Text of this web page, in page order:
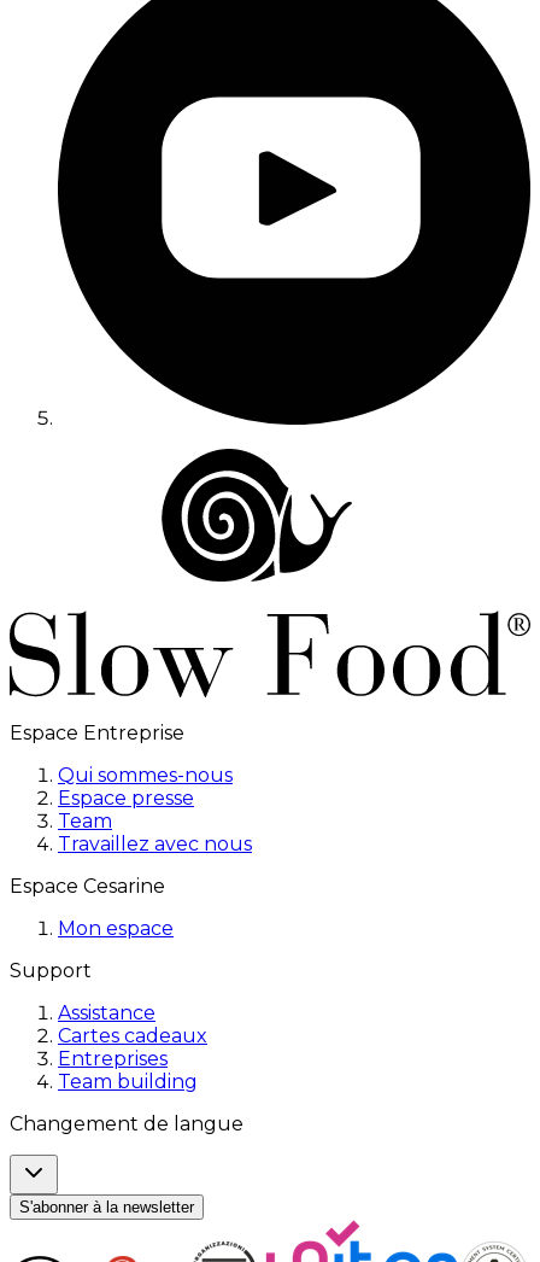
Espace Entreprise
Qui sommes-nous
Espace presse
Team
Travaillez avec nous
Espace Cesarine
Mon espace
Support
Assistance
Cartes cadeaux
Entreprises
Team building
Changement de langue
S'abonner à la newsletter